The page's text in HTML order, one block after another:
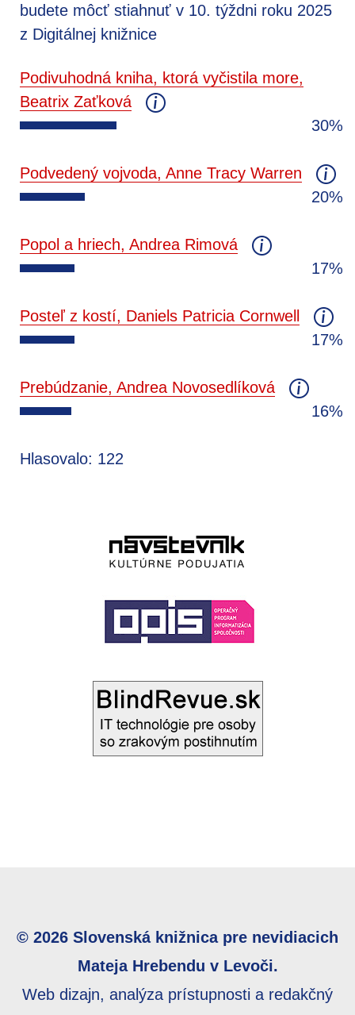
budete môcť stiahnuť v 10. týždni roku 2025
z Digitálnej knižnice
Podivuhodná kniha, ktorá vyčistila more,
Beatrix Zaťková
30%
Podvedený vojvoda, Anne Tracy Warren
20%
Popol a hriech, Andrea Rimová
17%
Posteľ z kostí, Daniels Patricia Cornwell
17%
Prebúdzanie, Andrea Novosedlíková
16%
Hlasovalo: 122
© 2026 Slovenská knižnica pre nevidiacich
Mateja Hrebendu v Levoči.
Web dizajn, analýza prístupnosti a redakčný